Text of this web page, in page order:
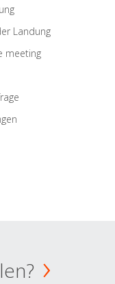
Landung
meeting